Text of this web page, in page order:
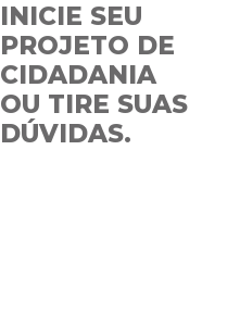
INICIE SEU
PROJETO DE
CIDADANIA
OU TIRE SUAS
DÚVIDAS.